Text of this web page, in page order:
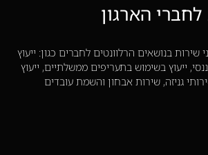
הארגון
שירות בנושאים הרלוונטים לחברים כגון: ייעוץ
ייעוץ בשימוש בתעריפים ממשלתיים, ייעוץ
גניזה, שירות אבחון והשמת עובדים